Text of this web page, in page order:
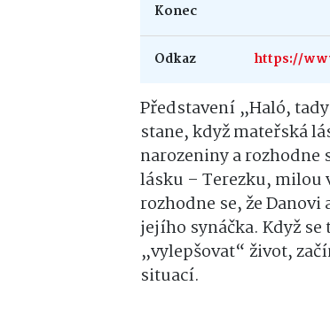
Konec
Odkaz https://
Představení „Haló,
stane, když mateřská
narozeniny a rozhodne
lásku – Terezku, milou
rozhodne se, že
jejího synáčka. Když
„vylepšovat“ život,
situací.